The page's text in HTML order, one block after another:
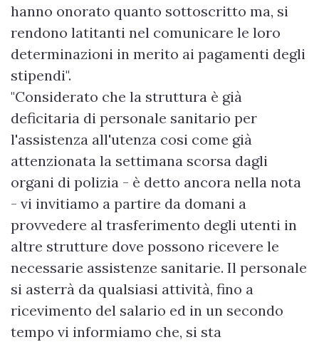
hanno onorato quanto sottoscritto ma, si
rendono latitanti nel comunicare le loro
determinazioni in merito ai pagamenti degli
stipendi".
"Considerato che la struttura è già
deficitaria di personale sanitario per
l'assistenza all'utenza cosi come già
attenzionata la settimana scorsa dagli
organi di polizia - è detto ancora nella nota
- vi invitiamo a partire da domani a
provvedere al trasferimento degli utenti in
altre strutture dove possono ricevere le
necessarie assistenze sanitarie. Il personale
si asterrà da qualsiasi attività, fino a
ricevimento del salario ed in un secondo
tempo vi informiamo che, si sta